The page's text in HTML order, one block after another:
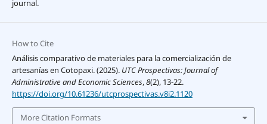
journal.
How to Cite
Análisis comparativo de materiales para la comercialización de
artesanías en Cotopaxi. (2025). UTC Prospectivas: Journal of
Administrative and Economic Sciences,8(2), 13-22.
https://doi.org/10.61236/utcprospectivas.v8i2.1120
More Citation Formats